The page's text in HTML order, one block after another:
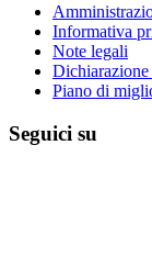
Informativa
Note legali
Dichiarazione
Piano di
Seguici su